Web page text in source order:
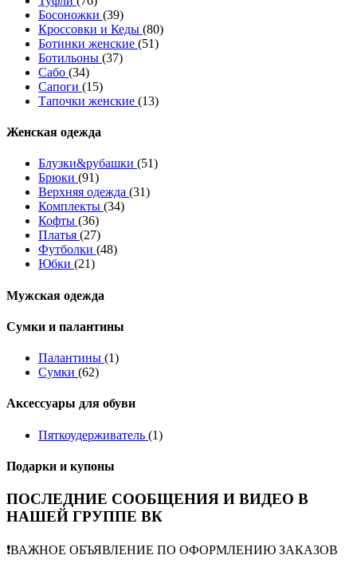
Босоножки (39)
Кроссовки и Кеды (80)
Ботинки женские (51)
Ботильоны (37)
Сабо (34)
Сапоги (15)
Тапочки женские (13)
Женская одежда
Блузки&рубашки (51)
Брюки (91)
Верхняя одежда (31)
Комплекты (34)
Кофты (36)
Платья (27)
Футболки (48)
Юбки (21)
Мужская одежда
Сумки и палантины
Палантины (1)
Сумки (62)
Аксессуары для обуви
Пяткоудерживатель (1)
Подарки и купоны
ПОСЛЕДНИЕ СООБЩЕНИЯ И ВИДЕО В
НАШЕЙ ГРУППЕ ВК
❗️ВАЖНОЕ ОБЪЯВЛЕНИЕ ПО ОФОРМЛЕНИЮ ЗАКАЗОВ